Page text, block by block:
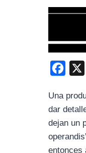
c
e
b
Una
dar
dejan un
entonces